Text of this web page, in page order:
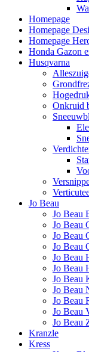
Homepage
Homepage
Homepage
Honda Gazon
Husqvarna
Onkruid
Jo Beau
Jo Beau
Jo Beau
Jo Beau
Jo Beau
Jo Beau
Jo Beau
Jo Beau
Jo Beau
Jo Beau
Jo Beau
Jo Beau
Kranzle
Kress